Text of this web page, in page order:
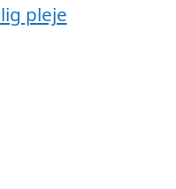
pleje